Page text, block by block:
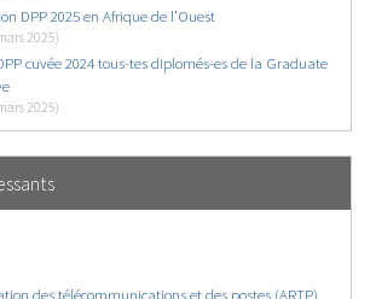
DPP 2025 en Afrique de l’Ouest
2025)
cuvée 2024 tous-tes diplomés-es de la Graduate
2025)
des télécommunications et des postes (ARTP)